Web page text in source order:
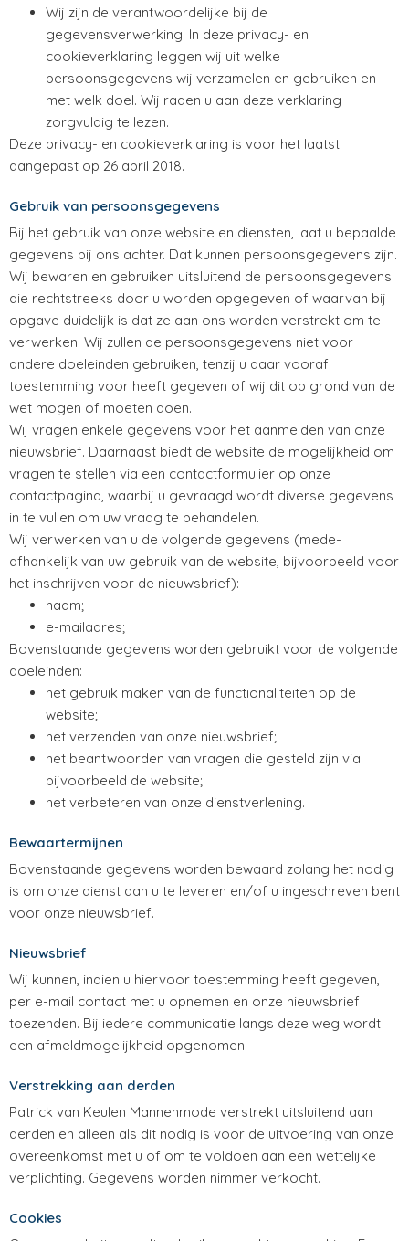
Wij zijn de verantwoordelijke bij de
gegevensverwerking. In deze privacy- en
cookieverklaring leggen wij uit welke
persoonsgegevens wij verzamelen en gebruiken en
met welk doel. Wij raden u aan deze verklaring
zorgvuldig te lezen.
Deze privacy- en cookieverklaring is voor het laatst
aangepast op 26 april 2018.
Gebruik van persoonsgegevens
Bij het gebruik van onze website en diensten, laat u bepaalde
gegevens bij ons achter. Dat kunnen persoonsgegevens zijn.
Wij bewaren en gebruiken uitsluitend de persoonsgegevens
die rechtstreeks door u worden opgegeven of waarvan bij
opgave duidelijk is dat ze aan ons worden verstrekt om te
verwerken. Wij zullen de persoonsgegevens niet voor
andere doeleinden gebruiken, tenzij u daar vooraf
toestemming voor heeft gegeven of wij dit op grond van de
wet mogen of moeten doen.
Wij vragen enkele gegevens voor het aanmelden van onze
nieuwsbrief. Daarnaast biedt de website de mogelijkheid om
vragen te stellen via een contactformulier op onze
contactpagina, waarbij u gevraagd wordt diverse gegevens
in te vullen om uw vraag te behandelen.
Wij verwerken van u de volgende gegevens (mede-
afhankelijk van uw gebruik van de website, bijvoorbeeld voor
het inschrijven voor de nieuwsbrief):
naam;
e-mailadres;
Bovenstaande gegevens worden gebruikt voor de volgende
doeleinden:
het gebruik maken van de functionaliteiten op de
website;
het verzenden van onze nieuwsbrief;
het beantwoorden van vragen die gesteld zijn via
bijvoorbeeld de website;
het verbeteren van onze dienstverlening.
Bewaartermijnen
Bovenstaande gegevens worden bewaard zolang het nodig
is om onze dienst aan u te leveren en/of u ingeschreven bent
voor onze nieuwsbrief.
Nieuwsbrief
Wij kunnen, indien u hiervoor toestemming heeft gegeven,
per e-mail contact met u opnemen en onze nieuwsbrief
toezenden. Bij iedere communicatie langs deze weg wordt
een afmeldmogelijkheid opgenomen.
Verstrekking aan derden
Patrick van Keulen Mannenmode verstrekt uitsluitend aan
derden en alleen als dit nodig is voor de uitvoering van onze
overeenkomst met u of om te voldoen aan een wettelijke
verplichting. Gegevens worden nimmer verkocht.
Cookies